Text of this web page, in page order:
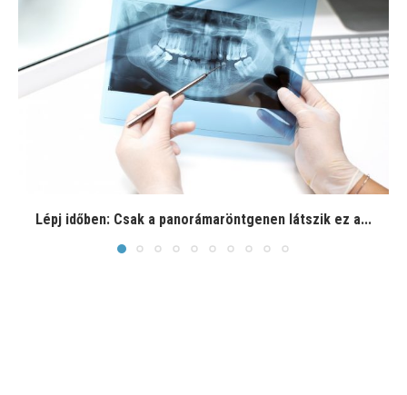
Lépj időben: Csak a panorámaröntgenen látszik ez a...